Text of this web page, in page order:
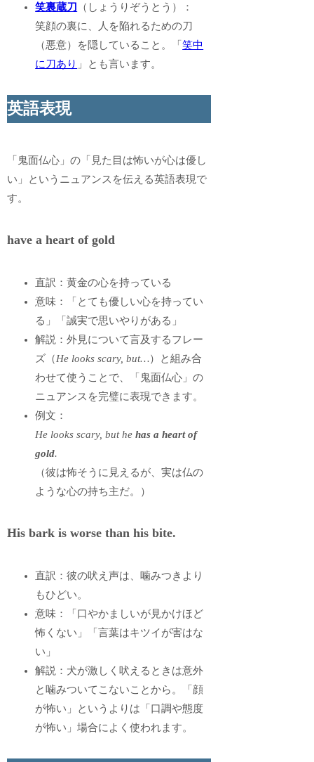
笑裏蔵刀
（しょうりぞうとう）：
笑顔の裏に、人を陥れるための刀
（悪意）を隠していること。「笑中
に刀あり 」とも言います。
英語表現
「鬼面仏心」の「見た目は怖いが心は優し
い」というニュアンスを伝える英語表現で
す。
have a heart of gold
直訳：黄金の心を持っている
意味：「とても優しい心を持ってい
る」「誠実で思いやりがある」
解説：外見について言及するフレー
ズ（He looks scary, but…）と組み合
わせて使うことで、「鬼面仏心」の
ニュアンスを完璧に表現できます。
例文：
He looks scary, but hehas a heart of
gold.
（彼は怖そうに見えるが、実は仏の
ような心の持ち主だ。）
His bark is worse than his bite.
直訳：彼の吠え声は、噛みつきより
もひどい。
意味：「口やかましいが見かけほど
怖くない」「言葉はキツイが害はな
い」
解説：犬が激しく吠えるときは意外
と噛みついてこないことから。「顔
が怖い」というよりは「口調や態度
が怖い」場合によく使われます。